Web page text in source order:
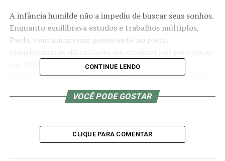
A infância humilde não a impediu de buscar seus sonhos.
Enquanto equilibrava estudos e trabalhos múltiplos,
Paula, com um sorriso persistente no rosto,
sua própria trajetória. Criada pela mãe e pela avó
materna, suas referências de fé e vida, Paula começou
sua jornada missionária aos 12 anos. Nessa fase inicial,
ela dedicava-se a levar alegria, amor e esperança a
pela Palavra de Salvação.
Embora seu desejo inicial tenha sido seguir a carreira de
delegada, influenciada principalmente por seus
CONTINUE LENDO
VOCÊ PODE GOSTAR
CLIQUE PARA COMENTAR